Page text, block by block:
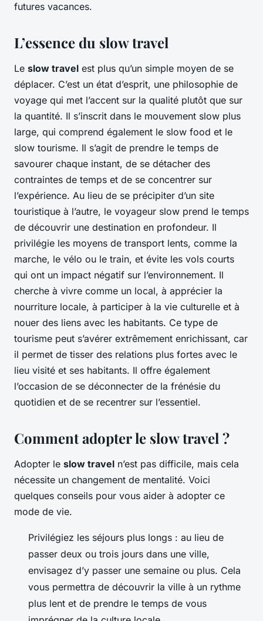
futures vacances.
L’essence du slow travel
Le slow travel est plus qu’un simple moyen de se
déplacer. C’est un état d’esprit, une philosophie de
voyage qui met l’accent sur la qualité plutôt que sur
la quantité. Il s’inscrit dans le mouvement slow plus
large, qui comprend également le slow food et le
slow tourisme. Il s’agit de prendre le temps de
savourer chaque instant, de se détacher des
contraintes de temps et de se concentrer sur
l’expérience. Au lieu de se précipiter d’un site
touristique à l’autre, le voyageur slow prend le temps
de découvrir une destination en profondeur. Il
privilégie les moyens de transport lents, comme la
marche, le vélo ou le train, et évite les vols courts
qui ont un impact négatif sur l’environnement. Il
cherche à vivre comme un local, à apprécier la
nourriture locale, à participer à la vie culturelle et à
nouer des liens avec les habitants. Ce type de
tourisme peut s’avérer extrêmement enrichissant, car
il permet de tisser des relations plus fortes avec le
lieu visité et ses habitants. Il offre également
l’occasion de se déconnecter de la frénésie du
quotidien et de se recentrer sur l’essentiel.
Comment adopter le slow travel ?
Adopter le slow travel n’est pas difficile, mais cela
nécessite un changement de mentalité. Voici
quelques conseils pour vous aider à adopter ce
mode de vie.
Privilégiez les séjours plus longs : au lieu de
passer deux ou trois jours dans une ville,
envisagez d’y passer une semaine ou plus. Cela
vous permettra de découvrir la ville à un rythme
plus lent et de prendre le temps de vous